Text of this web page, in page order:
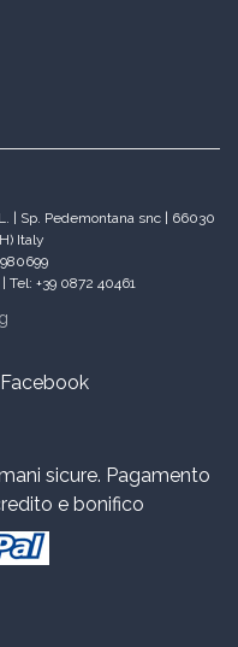
| Sp. Pedemontana snc | 66030
Italy
+39 0872 40461
sicure. Pagamento
e bonifico